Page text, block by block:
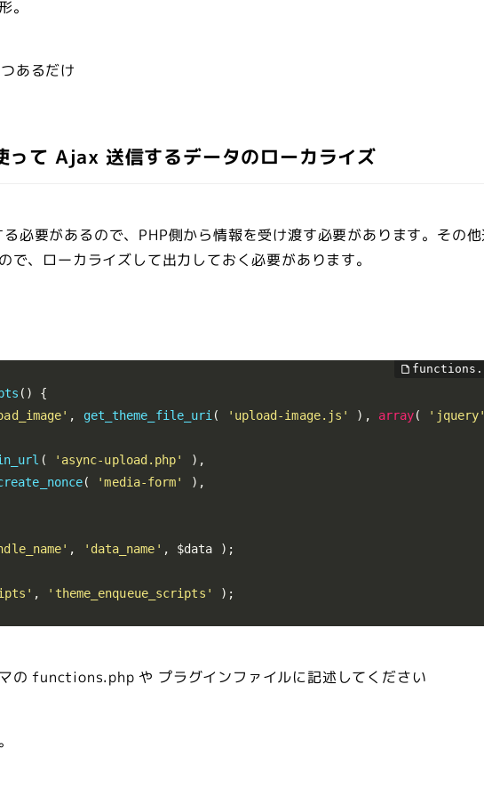
。
あるだけ
て Ajax 送信するデータのローカライズ
必要があるので、PHP側から情報を受け渡す必要があります。その
で、ローカライズして出力しておく必要があります。
( )
{
, get_theme_file_uri ( 'upload-image.js' ) , array(
( 'async-upload.php' ) ,
( 'media-form' ) ,
, 'data_name' , $data ) ;
, 'theme_enqueue_scripts' ) ;
の functions.php や プラグインファイルに記述してください